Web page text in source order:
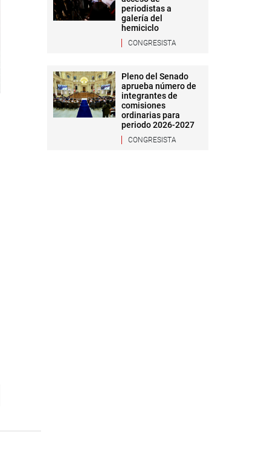
periodistas a
galería del
hemiciclo
CONGRESISTA
Pleno del Senado
aprueba número de
integrantes de
comisiones
ordinarias para
periodo 2026-2027
CONGRESISTA